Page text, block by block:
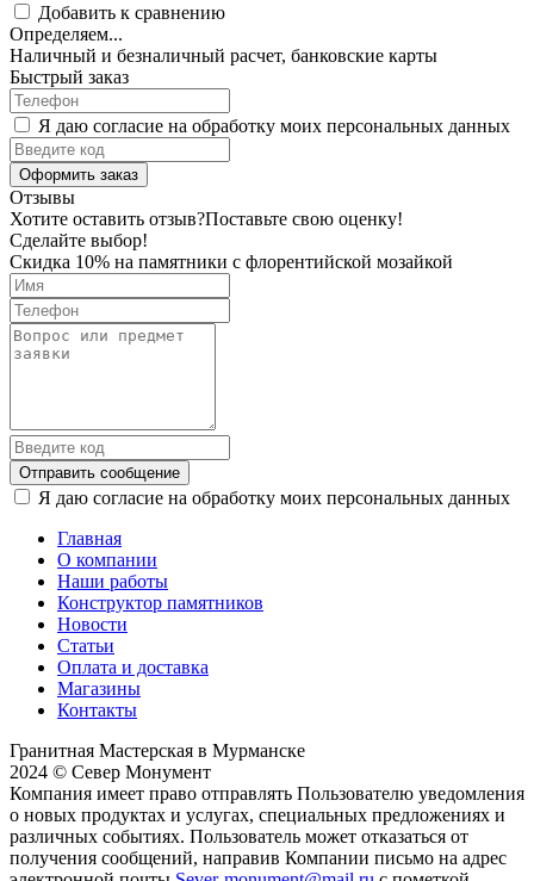
Добавить к сравнению
Определяем...
Наличный и безналичный расчет, банковские карты
Быстрый заказ
Я даю согласие на обработку моих персональных данных
Оформить заказ
Отзывы
Хотите оставить отзыв?Поставьте свою оценку!
Сделайте выбор!
Скидка 10% на памятники с флорентийской мозайкой
Отправить сообщение
Я даю согласие на обработку моих персональных данных
Главная
О компании
Наши работы
Конструктор памятников
Новости
Статьи
Оплата и доставка
Магазины
Контакты
Гранитная Мастерская в Мурманске
2024 © Север Монумент
Компания имеет право отправлять Пользователю уведомления
о новых продуктах и услугах, специальных предложениях и
различных событиях. Пользователь может отказаться от
получения сообщений, направив Компании письмо на адрес